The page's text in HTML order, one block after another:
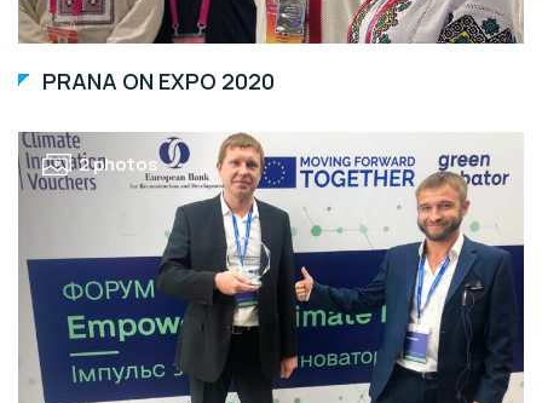
PRANA ON EXPO 2020
2 photos